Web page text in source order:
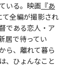
いる。映画 『あ
全編が撮影され
である恋人・ア
居で待ってい
ら、離れて暮ら
、ひょんなこと